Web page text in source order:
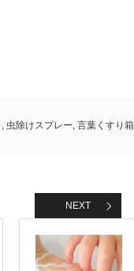
, 虫除けスプレー, 言葉くすり箱
NEXT